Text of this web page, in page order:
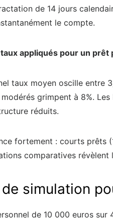
de 14 jours
le compte.
appliqués pour un prêt
taux moyen oscille entre
grimpent à 8%.
réduits.
fortement : courts prêts
comparatives
de simulation
de 10 000 euros sur